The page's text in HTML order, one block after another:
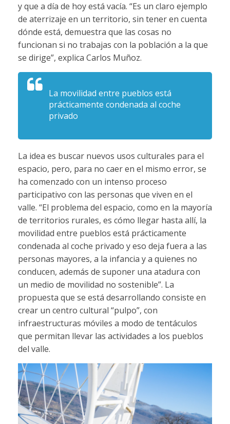
y que a día de hoy está vacía. “Es un claro ejemplo
de aterrizaje en un territorio, sin tener en cuenta
dónde está, demuestra que las cosas no
funcionan si no trabajas con la población a la que
se dirige”, explica Carlos Muñoz.
La movilidad entre pueblos está
prácticamente condenada al coche
privado
La idea es buscar nuevos usos culturales para el
espacio, pero, para no caer en el mismo error, se
ha comenzado con un intenso proceso
participativo con las personas que viven en el
valle. “El problema del espacio, como en la mayoría
de territorios rurales, es cómo llegar hasta allí, la
movilidad entre pueblos está prácticamente
condenada al coche privado y eso deja fuera a las
personas mayores, a la infancia y a quienes no
conducen, además de suponer una atadura con
un medio de movilidad no sostenible”. La
propuesta que se está desarrollando consiste en
crear un centro cultural “pulpo”, con
infraestructuras móviles a modo de tentáculos
que permitan llevar las actividades a los pueblos
del valle.